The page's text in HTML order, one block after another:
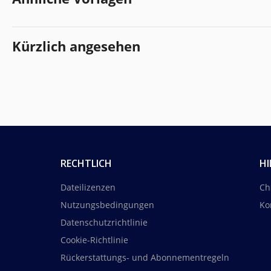
Kürzlich angesehen
RECHTLICH
Dateilizenzen
Nutzungsbedingungen
Datenschutzrichtlinie
Cookie-Richtlinie
Rückerstattungs- und Abonnementregeln